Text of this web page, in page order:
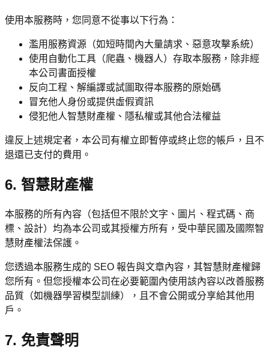
使用本服務時，您同意不從事以下行為：
濫用服務資源（如短時間內大量請求、惡意攻擊系統）
使用自動化工具（爬蟲、機器人）存取本服務，除非經
本公司書面授權
反向工程、解編譯或試圖取得本服務的原始碼
冒充他人身份或提供虛假資訊
侵犯他人智慧財產權、隱私權或其他合法權益
違反上述規定者，本公司有權立即暫停或終止您的帳戶，且不
退還已支付的費用。
6. 智慧財產權
本服務的所有內容（包括但不限於文字、圖片、程式碼、商
標、設計）均為本公司或其授權方所有，受中華民國及國際智
慧財產權法保護。
您透過本服務生成的 SEO 報告與文章內容，其智慧財產權歸
您所有。但您授權本公司在必要範圍內使用該內容以改善服務
品質（如機器學習模型訓練），且不會公開或分享給其他用
戶。
7. 免責聲明